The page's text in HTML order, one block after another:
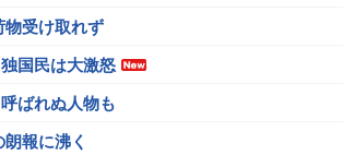
物受け取れず
国民は大激怒
ばれぬ人物も
報に沸く